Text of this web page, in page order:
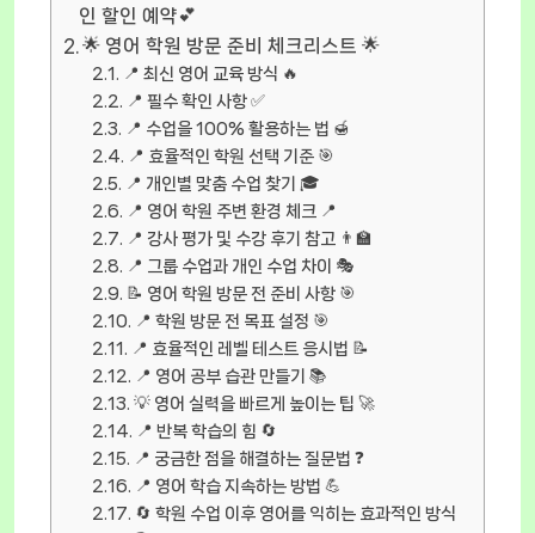
인 할인 예약💕
🌟 영어 학원 방문 준비 체크리스트 🌟
📍 최신 영어 교육 방식 🔥
📍 필수 확인 사항 ✅
📍 수업을 100% 활용하는 법 🍯
📍 효율적인 학원 선택 기준 🎯
📍 개인별 맞춤 수업 찾기 🎓
📍 영어 학원 주변 환경 체크 📍
📍 강사 평가 및 수강 후기 참고 👨‍🏫
📍 그룹 수업과 개인 수업 차이 🎭
📝 영어 학원 방문 전 준비 사항 🎯
📍 학원 방문 전 목표 설정 🎯
📍 효율적인 레벨 테스트 응시법 📝
📍 영어 공부 습관 만들기 📚
💡 영어 실력을 빠르게 높이는 팁 🚀
📍 반복 학습의 힘 🔄
📍 궁금한 점을 해결하는 질문법 ❓
📍 영어 학습 지속하는 방법 💪
🔄 학원 수업 이후 영어를 익히는 효과적인 방식